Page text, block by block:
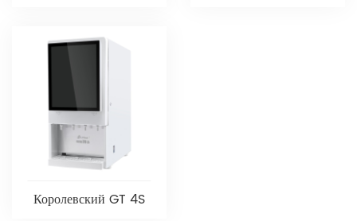
Королевский GT 4S